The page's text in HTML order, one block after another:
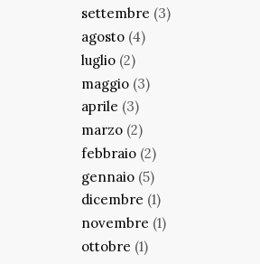
settembre (3)
agosto (4)
luglio (2)
maggio (3)
aprile (3)
marzo (2)
febbraio (2)
gennaio (5)
dicembre (1)
novembre (1)
ottobre (1)